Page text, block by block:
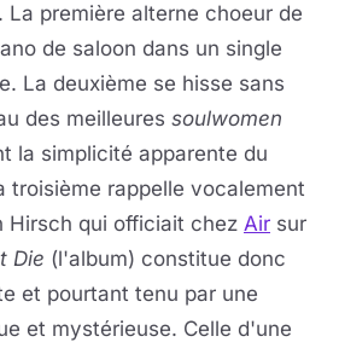
. La première alterne choeur de
de saloon dans un single
La deuxième se hisse sans
des meilleures soulwomen
la simplicité apparente du
troisième rappelle vocalement
Hirsch qui officiait chez Air sur
Die (l'album) constitue donc
et pourtant tenu par une
et mystérieuse. Celle d'une